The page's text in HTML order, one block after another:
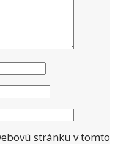
stránku v tomto